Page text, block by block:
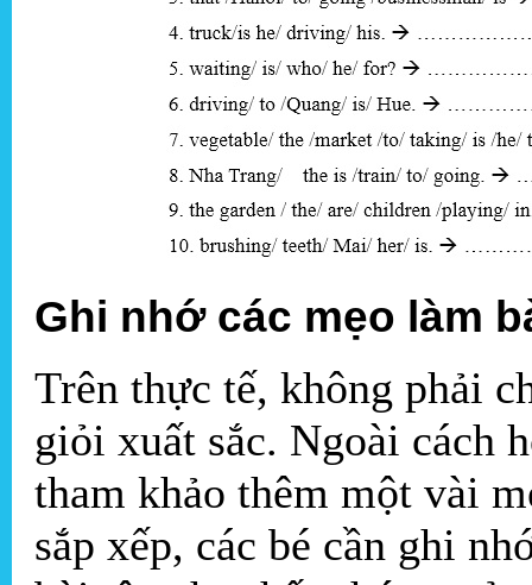
Ghi nhớ các mẹo làm
Trên thực tế, không phải
giỏi xuất sắc. Ngoài cách
tham khảo thêm một vài
sắp xếp, các bé cần ghi